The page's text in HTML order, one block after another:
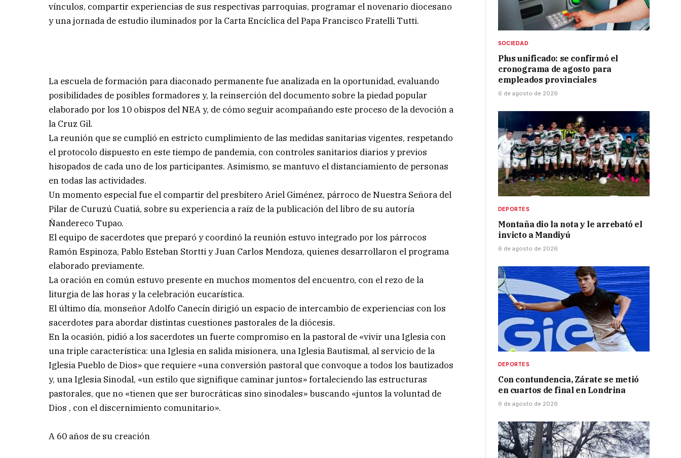
vínculos, compartir experiencias de sus respectivas parroquias, programar el novenario diocesano
y una jornada de estudio iluminados por la Carta Encíclica del Papa Francisco Fratelli Tutti.
La escuela de formación para diaconado permanente fue analizada en la oportunidad, evaluando
posibilidades de posibles formadores y, la reinserción del documento sobre la piedad popular
elaborado por los 10 obispos del NEA y, de cómo seguir acompañando este proceso de la devoción a
la Cruz Gil.
La reunión que se cumplió en estricto cumplimiento de las medidas sanitarias vigentes, respetando
el protocolo dispuesto en este tiempo de pandemia, con controles sanitarios diarios y previos
hisopados de cada uno de los participantes. Asimismo, se mantuvo el distanciamiento de personas
en todas las actividades.
Un momento especial fue el compartir del presbítero Ariel Giménez, párroco de Nuestra Señora del
Pilar de Curuzú Cuatiá, sobre su experiencia a raíz de la publicación del libro de su autoría
Ñandereco Tupao.
El equipo de sacerdotes que preparó y coordinó la reunión estuvo integrado por los párrocos
Ramón Espinoza, Pablo Esteban Stortti y Juan Carlos Mendoza, quienes desarrollaron el programa
elaborado previamente.
La oración en común estuvo presente en muchos momentos del encuentro, con el rezo de la
liturgia de las horas y la celebración eucarística.
El último día, monseñor Adolfo Canecín dirigió un espacio de intercambio de experiencias con los
sacerdotes para abordar distintas cuestiones pastorales de la diócesis.
En la ocasión, pidió a los sacerdotes un fuerte compromiso en la pastoral de «vivir una Iglesia con
una triple característica: una Iglesia en salida misionera, una Iglesia Bautismal, al servicio de la
Iglesia Pueblo de Dios» que requiere «una conversión pastoral que convoque a todos los bautizados
y, una Iglesia Sinodal, «un estilo que signifique caminar juntos» fortaleciendo las estructuras
pastorales, que no «tienen que ser burocráticas sino sinodales» buscando «juntos la voluntad de
Dios , con el discernimiento comunitario».
A 60 años de su creación
SOCIEDAD
Plus unificado: se confirmó el
cronograma de agosto para
empleados provinciales
6 de agosto de 2026
DEPORTES
Montaña dio la nota y le arrebató el
invicto a Mandiyú
6 de agosto de 2026
DEPORTES
Con contundencia, Zárate se metió
en cuartos de final en Londrina
6 de agosto de 2026